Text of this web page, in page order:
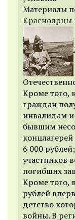
Материалы
Красноярцы
Кроме того,
граждан
инвалидам
бывшим
6 000
участников
погибших
Кроме того,
рублей
детство
войны. В